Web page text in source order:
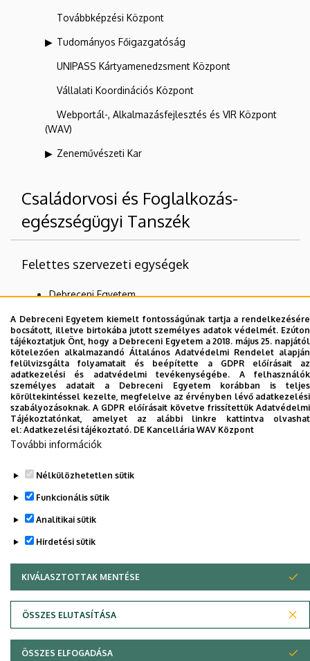
Továbbképzési Központ
Tudományos Főigazgatóság
UNIPASS Kártyamenedzsment Központ
Vállalati Koordinációs Központ
Webportál-, Alkalmazásfejlesztés és VIR Központ
(WAV)
Zeneművészeti Kar
Családorvosi és Foglalkozás-
egészségügyi Tanszék
Felettes szervezeti egységek
Debreceni Egyetem
Általános Orvostudományi Kar
Dolgozói adatmódosítás igénylése a DE
telefonkönyvében|Külső személyek rögzítése a
DE telefonkönyvében|Súgó|Hibabejelentés
Szerzői jog © 2026 Unideb
A Debreceni Egyetem kiemelt fontosságúnak tartja a rendelkezésére
bocsátott, illetve birtokába jutott személyes adatok védelmét. Ezúton
tájékoztatjuk Önt, hogy a Debreceni Egyetem a 2018. május 25. napjától
kötelezően alkalmazandó Általános Adatvédelmi Rendelet alapján
felülvizsgálta folyamatait és beépítette a GDPR előírásait az
adatkezelési és adatvédelmi tevékenységébe. A felhasználók
személyes adatait a Debreceni Egyetem korábban is teljes
körültekintéssel kezelte, megfelelve az érvényben lévő adatkezelési
szabályozásoknak. A GDPR előírásait követve frissítettük Adatvédelmi
Tájékoztatónkat, amelyet az alábbi linkre kattintva olvashat
el: Adatkezelési tájékoztató. DE Kancellária WAV Központ
További információk
Nélkülözhetetlen sütik
Funkcionális sütik
Analitikai sütik
Hirdetési sütik
KIVÁLASZTOTTAK MENTÉSE
ÖSSZES ELUTASÍTÁSA
WITHDRAW CONSENT
ÖSSZES ELFOGADÁSA